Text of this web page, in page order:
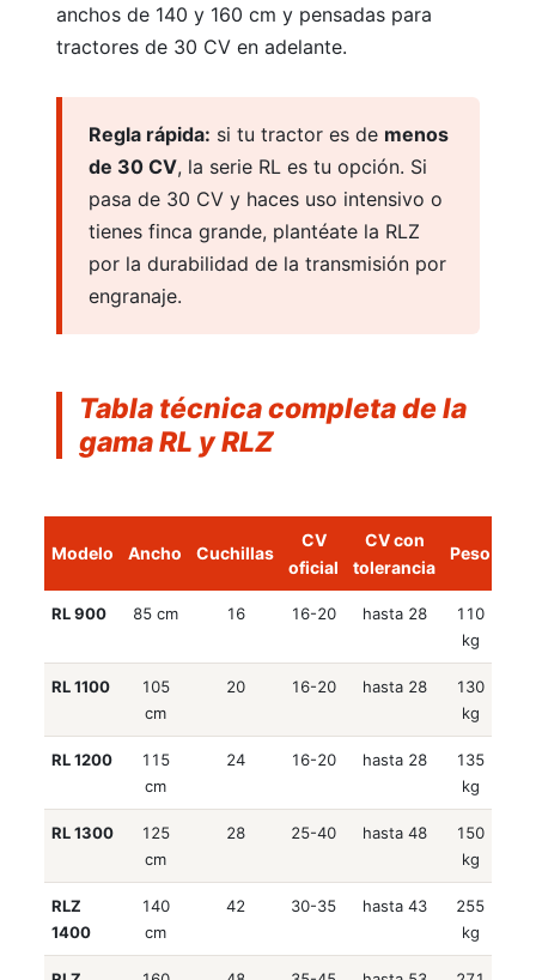
Juguetes
INDUSTRIAL
Limpieza playas
MINITRACTORES Ver más
anchos de 140 y 160 cm y pensadas para
tractores de 30 CV en adelante.
Regla rápida: si tu tractor es de menos
de 30 CV, la serie RL es tu opción. Si
pasa de 30 CV y haces uso intensivo o
tienes finca grande, plantéate la RLZ
por la durabilidad de la transmisión por
engranaje.
Tabla técnica completa de la
gama RL y RLZ
Modelo Ancho Cuchillas
CV
oficial
CV con
tolerancia
Peso
RL 900 85 cm 16 16-20 hasta 28
110
kg
RL 1100
105
cm
20 16-20 hasta 28
130
kg
RL 1200
115
cm
24 16-20 hasta 28
135
kg
RL 1300
125
cm
28 25-40 hasta 48
150
kg
RLZ
1400
140
cm
42 30-35 hasta 43
255
kg